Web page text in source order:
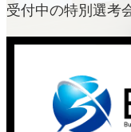
受付中の特別選考